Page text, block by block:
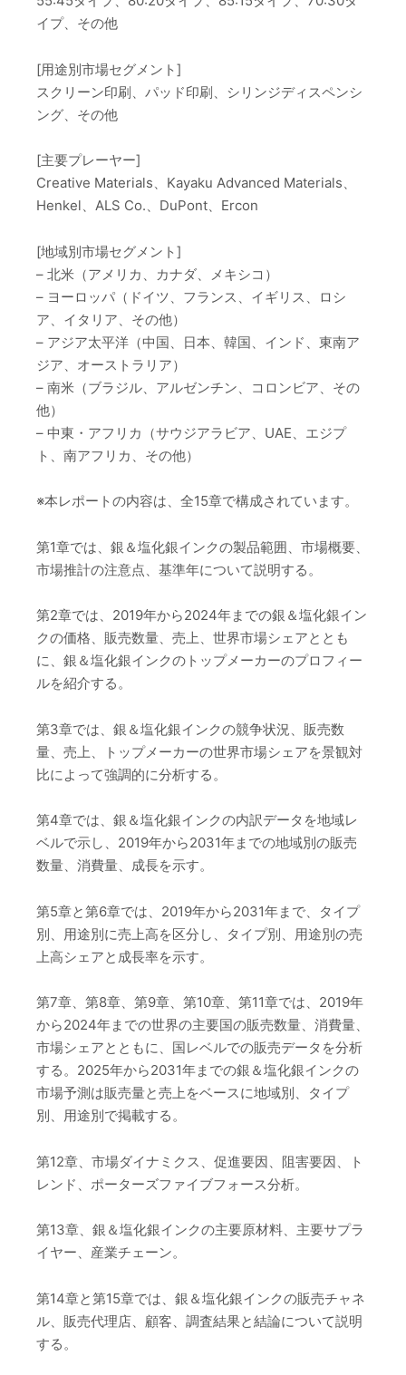
イプ、その他
[用途別市場セグメント]
スクリーン印刷、パッド印刷、シリンジディスペンシ
ング、その他
[主要プレーヤー]
Creative Materials、Kayaku Advanced Materials、
Henkel、ALS Co.、DuPont、Ercon
[地域別市場セグメント]
– 北米（アメリカ、カナダ、メキシコ）
– ヨーロッパ（ドイツ、フランス、イギリス、ロシ
ア、イタリア、その他）
– アジア太平洋（中国、日本、韓国、インド、東南ア
ジア、オーストラリア）
– 南米（ブラジル、アルゼンチン、コロンビア、その
他）
– 中東・アフリカ（サウジアラビア、UAE、エジプ
ト、南アフリカ、その他）
※本レポートの内容は、全15章で構成されています。
第1章では、銀＆塩化銀インクの製品範囲、市場概要、
市場推計の注意点、基準年について説明する。
第2章では、2019年から2024年までの銀＆塩化銀イン
クの価格、販売数量、売上、世界市場シェアととも
に、銀＆塩化銀インクのトップメーカーのプロフィー
ルを紹介する。
第3章では、銀＆塩化銀インクの競争状況、販売数
量、売上、トップメーカーの世界市場シェアを景観対
比によって強調的に分析する。
第4章では、銀＆塩化銀インクの内訳データを地域レ
ベルで示し、2019年から2031年までの地域別の販売
数量、消費量、成長を示す。
第5章と第6章では、2019年から2031年まで、タイプ
別、用途別に売上高を区分し、タイプ別、用途別の売
上高シェアと成長率を示す。
第7章、第8章、第9章、第10章、第11章では、2019年
から2024年までの世界の主要国の販売数量、消費量、
市場シェアとともに、国レベルでの販売データを分析
する。2025年から2031年までの銀＆塩化銀インクの
市場予測は販売量と売上をベースに地域別、タイプ
別、用途別で掲載する。
第12章、市場ダイナミクス、促進要因、阻害要因、ト
レンド、ポーターズファイブフォース分析。
第13章、銀＆塩化銀インクの主要原材料、主要サプラ
イヤー、産業チェーン。
第14章と第15章では、銀＆塩化銀インクの販売チャネ
ル、販売代理店、顧客、調査結果と結論について説明
する。